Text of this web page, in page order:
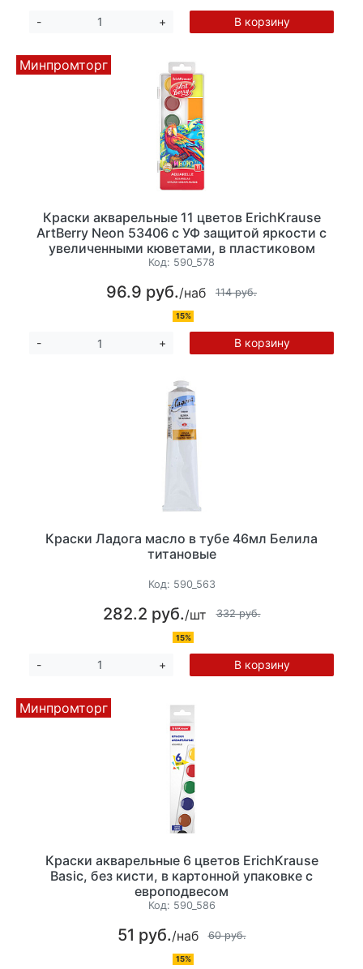
- + В корзину
Минпромторг
Краски акварельные 11 цветов ErichKrause
ArtBerry Neon 53406 с УФ защитой яркости с
увеличенными кюветами, в пластиковом
пенале, без кисти
Код: 590_578
96.9 руб./наб 114 руб.
15%
- + В корзину
Краски Ладога масло в тубе 46мл Белила
титановые
Код: 590_563
282.2 руб./шт 332 руб.
15%
- + В корзину
Минпромторг
Краски акварельные 6 цветов ErichKrause
Basic, без кисти, в картонной упаковке с
европодвесом
Код: 590_586
51 руб./наб 60 руб.
15%